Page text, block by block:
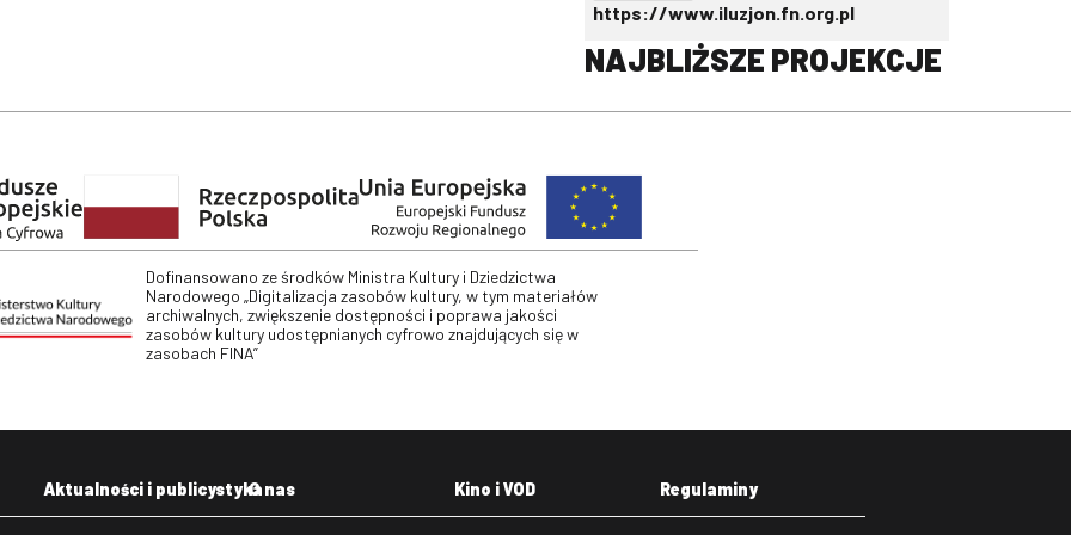
https://www.iluzjon.fn.org.pl
NAJBLIŻSZE PROJEKCJE
Dofinansowano ze środków Ministra Kultury i Dziedzictwa
Narodowego „Digitalizacja zasobów kultury, w tym materiałów
archiwalnych, zwiększenie dostępności i poprawa jakości
zasobów kultury udostępnianych cyfrowo znajdujących się w
zasobach FINA”
Aktualności i publicystykaO nas Kino i VOD Regulaminy